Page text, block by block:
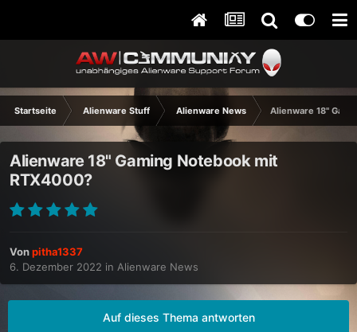
Startseite Alienware Stuff Alienware News Alienware 18"
Alienware 18" Gaming Notebook mit
RTX4000?
Vonpitha1337
6. Dezember 2022 in Alienware News
Auf dieses Thema antworten